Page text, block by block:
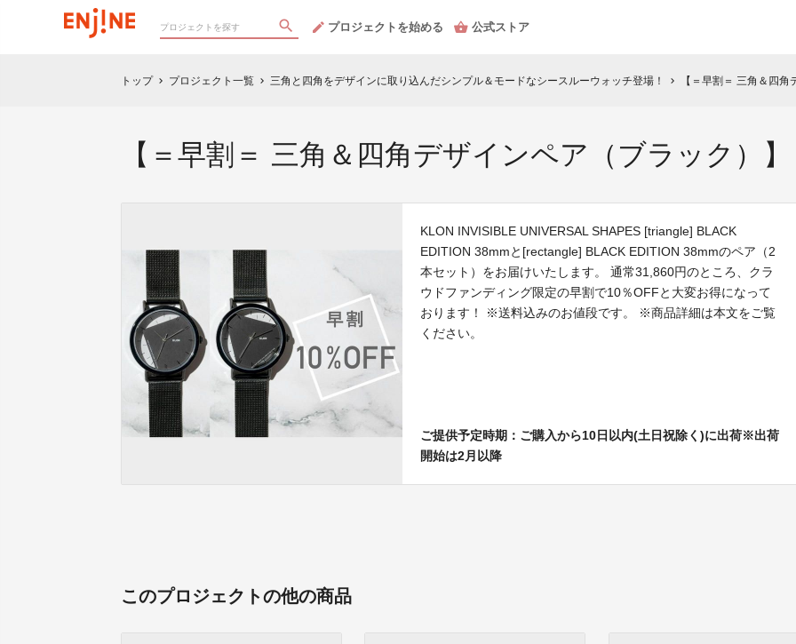
プロジェクトを始める 公式ストア
トップ chevron_right プロジェクト一覧 chevron_right 三角と四角をデザインに取り込んだシンプル＆モードなシースルーウォッチ登場！ chevron_right 【＝早割＝ 三角＆四
【＝早割＝ 三角＆四角デザインペア（ブラック）】
KLON INVISIBLE UNIVERSAL SHAPES [triangle] BLACK
EDITION 38mmと[rectangle] BLACK EDITION 38mmのペア（2
本セット）をお届けいたします。 通常31,860円のところ、クラ
ウドファンディング限定の早割で10％OFFと大変お得になって
おります！ ※送料込みのお値段です。 ※商品詳細は本文をご覧
ください。
ご提供予定時期：ご購入から10日以内(土日祝除く)に出荷※出荷
開始は2月以降
このプロジェクトの他の商品